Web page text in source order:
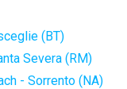
(BT)
Severa (RM)
- Sorrento (NA)